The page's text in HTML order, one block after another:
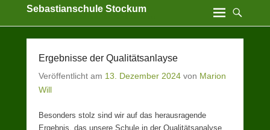
Sebastianschule Stockum
Ergebnisse der Qualitätsanlayse
Veröffentlicht am 13. Dezember 2024 von Marion
Will
Besonders stolz sind wir auf das herausragende
Ergebnis, das unsere Schule in der Qualitätsanalyse